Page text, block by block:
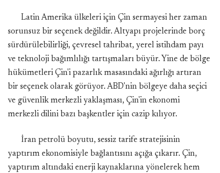
Latin Amerika ülkeleri için Çin sermayesi her zaman
sorunsuz bir seçenek değildir. Altyapı projelerinde borç
sürdürülebilirliği, çevresel tahribat, yerel istihdam payı
ve teknoloji bağımlılığı tartışmaları büyür. Yine de bölge
hükümetleri Çin'i pazarlık masasındaki ağırlığı artıran
bir seçenek olarak görüyor. ABD'nin bölgeye daha seçici
ve güvenlik merkezli yaklaşması, Çin'in ekonomi
merkezli dilini bazı başkentler için cazip kılıyor.
İran petrolü boyutu, sessiz tarife stratejisinin
yaptırım ekonomisiyle bağlantısını açığa çıkarır. Çin,
yaptırım altındaki enerji kaynaklarına yönelerek hem